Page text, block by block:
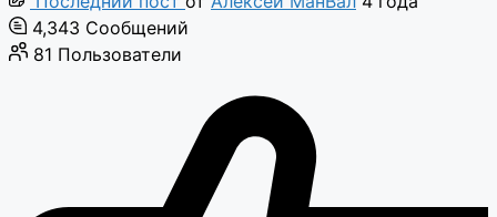
4,343 Сообщений
81 Пользователи